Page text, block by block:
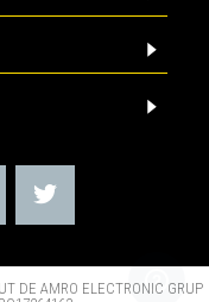
DE AMRO ELECTRONIC GRUP